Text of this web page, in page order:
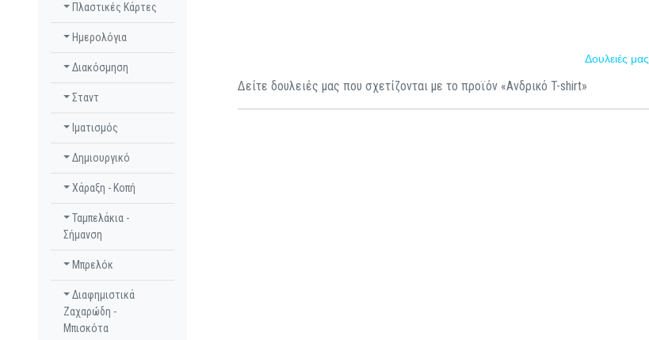
Πλαστικές Κάρτες
Ημερολόγια
Διακόσμηση
Σταντ
Ιματισμός
Δημιουργικό
Χάραξη - Κοπή
Ταμπελάκια -
Σήμανση
Μπρελόκ
Διαφημιστικά
Ζαχαρώδη -
Μπισκότα
Δουλειές μας
Δείτε δουλειές μας που σχετίζονται με το προϊόν «Ανδρικό T-shirt»